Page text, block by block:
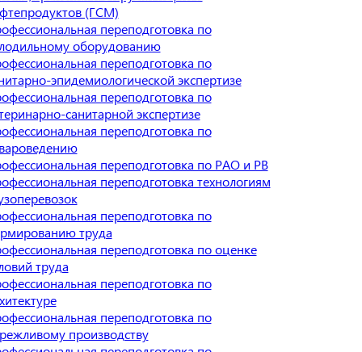
(ГСМ)
переподготовка по
оборудованию
переподготовка по
эпидемиологической экспертизе
переподготовка по
санитарной экспертизе
переподготовка по
переподготовка по РАО и РВ
переподготовка технологиям
переподготовка по
труда
переподготовка по оценке
труда
переподготовка по
переподготовка по
производству